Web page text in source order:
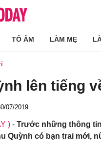
TỔ ẤM LÀM MẸ
lên tiếng
07/2019
) - Trước những thông
Quỳnh có bạn trai mới,